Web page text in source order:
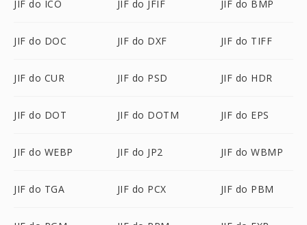
JIF do ICO JIF do JFIF JIF do BMP
JIF do DOC JIF do DXF JIF do TIFF
JIF do CUR JIF do PSD JIF do HDR
JIF do DOT JIF do DOTM JIF do EPS
JIF do WEBP JIF do JP2 JIF do WBMP
JIF do TGA JIF do PCX JIF do PBM